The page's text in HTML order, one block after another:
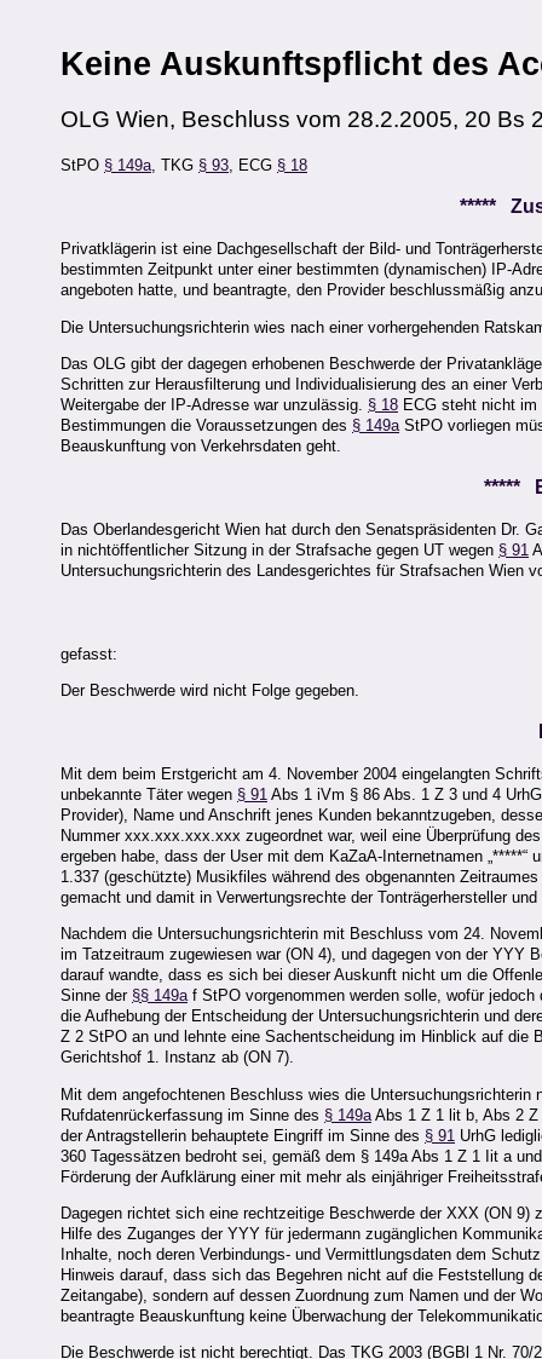
Keine Auskunftspflicht des
OLG Wien, Beschluss vom 28.2.2005, 20 Bs
StPO § 149a, TKG § 93, ECG § 18
*****
Privatklägerin ist eine Dachgesellschaft der Bild- und
bestimmten Zeitpunkt unter einer bestimmten (dynamischen) IP-
angeboten hatte, und beantragte, den Provider beschlussmäßig
Die Untersuchungsrichterin wies nach einer vorhergehenden
Das OLG gibt der dagegen erhobenen Beschwerde der
Schritten zur Herausfilterung und Individualisierung des an einer
Weitergabe der IP-Adresse war unzulässig. § 18 ECG steht nicht
Bestimmungen die Voraussetzungen des § 149a StPO vorliegen
Beauskunftung von Verkehrsdaten geht.
*****
Das Oberlandesgericht Wien hat durch den Senatspräsidenten Dr.
in nichtöffentlicher Sitzung in der Strafsache gegen UT wegen § 91
Untersuchungsrichterin des Landesgerichtes für Strafsachen Wien
gefasst:
Der Beschwerde wird nicht Folge gegeben.
Mit dem beim Erstgericht am 4. November 2004 eingelangten
unbekannte Täter wegen § 91 Abs 1 iVm § 86 Abs. 1 Z 3 und 4
Provider), Name und Anschrift jenes Kunden bekanntzugeben,
Nummer xxx.xxx.xxx.xxx zugeordnet war, weil eine Überprüfung
ergeben habe, dass der User mit dem KaZaA-Internetnamen
1.337 (geschützte) Musikfiles während des obgenannten
gemacht und damit in Verwertungsrechte der Tonträgerhersteller
Nachdem die Untersuchungsrichterin mit Beschluss vom 24.
im Tatzeitraum zugewiesen war (ON 4), und dagegen von der YYY
darauf wandte, dass es sich bei dieser Auskunft nicht um die
Sinne der §§ 149af StPO vorgenommen werden solle, wofür
die Aufhebung der Entscheidung der Untersuchungsrichterin und
Z 2 StPO an und lehnte eine Sachentscheidung im Hinblick auf die
Gerichtshof 1. Instanz ab (ON 7).
Mit dem angefochtenen Beschluss wies die
Rufdatenrückerfassung im Sinne des § 149a Abs 1 Z 1 lit b, Abs 2
der Antragstellerin behauptete Eingriff im Sinne des § 91 UrhG
360 Tagessätzen bedroht sei, gemäß dem § 149a Abs 1 Z 1 Iit a
Förderung der Aufklärung einer mit mehr als einjähriger
Dagegen richtet sich eine rechtzeitige Beschwerde der XXX (ON
Hilfe des Zuganges der YYY für jedermann zugänglichen
Inhalte, noch deren Verbindungs- und Vermittlungsdaten dem
Hinweis darauf, dass sich das Begehren nicht auf die Feststellung
Zeitangabe), sondern auf dessen Zuordnung zum Namen und der
beantragte Beauskunftung keine Überwachung der
Die Beschwerde ist nicht berechtigt. Das TKG 2003 (BGBl 1 Nr.